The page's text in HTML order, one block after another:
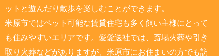
ットと遊んだり散歩を楽しむことができます。
米原市ではペット可能な賃貸住宅も多く飼い主様にとって
も住みやすいエリアです。愛愛送社では、斎場火葬や引き
取り火葬などがありますが、米原市にお住まいの方でも訪